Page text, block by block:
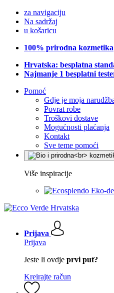
za navigaciju
Na sadržaj
u košaricu
100% prirodna kozmetika
Hrvatska: besplatna
Najmanje 1 besplatni
Pomoć
Gdje je moja
Povrat robe
Troškovi dostave
Mogućnosti plaćanja
Kontakt
Sve teme pomoći
Više inspiracije
Eko-
Prijava
Prijava
Jeste li ovdje prvi put?
Kreirajte račun